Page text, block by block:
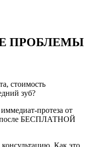
ПРОБЛЕМЫ
стоимость
зуб?
протеза от
после БЕСПЛАТНОЙ
Как это